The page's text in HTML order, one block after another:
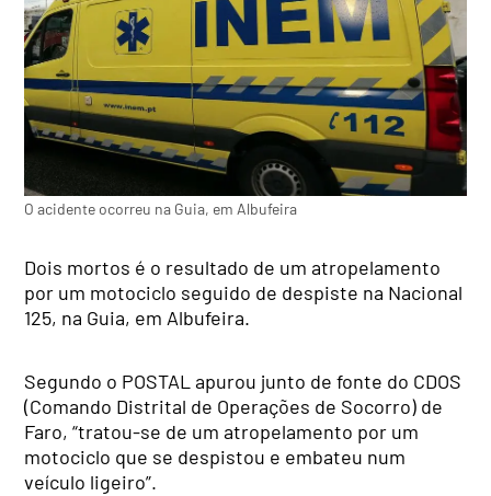
O acidente ocorreu na Guia, em Albufeira
Dois mortos é o resultado de um atropelamento
por um motociclo seguido de despiste na Nacional
125, na Guia, em Albufeira.
Segundo o POSTAL apurou junto de fonte do CDOS
(Comando Distrital de Operações de Socorro) de
Faro, “tratou-se de um atropelamento por um
motociclo que se despistou e embateu num
veículo ligeiro”.